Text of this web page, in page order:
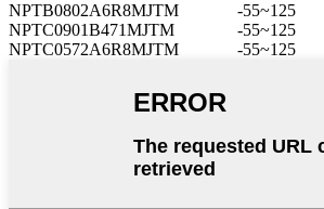
NPTB0802A6R8MJTM
-55~125
NPTC0901B471MJTM
-55~125
NPTC0572A6R8MJTM
-55~125